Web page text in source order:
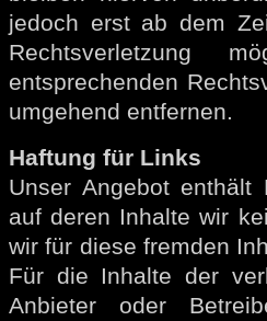
jedoch erst ab dem
Rechtsverletzung
entsprechenden
umgehend entfernen.
Haftung für Links
Unser Angebot enthält
auf deren Inhalte wir
wir für diese fremden
Für die Inhalte der
Anbieter oder